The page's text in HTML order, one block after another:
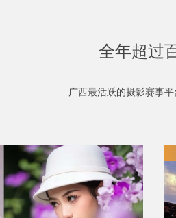
全年超过
广西最活跃的摄影赛事